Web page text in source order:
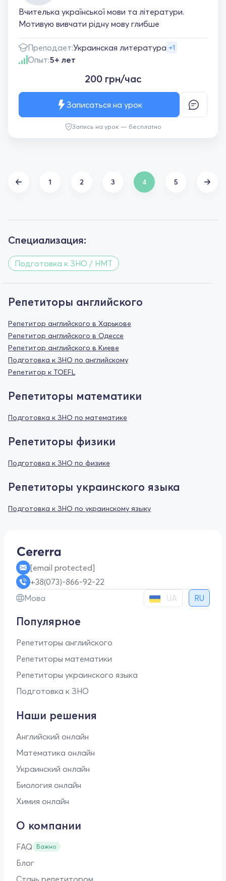
Вчителька української мови та літератури.
Мотивую вивчати рідну мову глибше
Преподает:Украинская литература +1
Опыт:5+ лет
200 грн/час
Запись на урок — бесплатно
Записаться на урок
1 2 3 4 5
Специализация:
Подготовка к ЗНО / НМТ
Репетиторы английского
Репетитор английского в Харькове
Репетитор английского в Одессе
Репетитор английского в Киеве
Подготовка к ЗНО по английскому
Репетитор к TOEFL
Репетиторы математики
Подготовка к ЗНО по математике
Репетиторы физики
Подготовка к ЗНО по физике
Репетиторы украинского языка
Подготовка к ЗНО по украинскому языку
[email protected]
+38(073)-866-92-22
Мова
UA RU
Популярное
Репетиторы английского
Репетиторы математики
Репетиторы украинского языка
Подготовка к ЗНО
Наши решения
Английский онлайн
Математика онлайн
Украинский онлайн
Биология онлайн
Химия онлайн
О компании
FAQ Важно
Блог
Стань репетитором